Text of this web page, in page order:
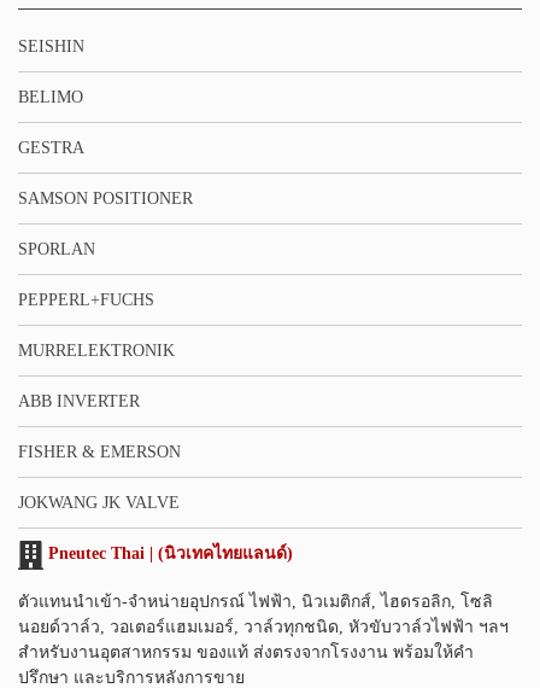
SEISHIN
BELIMO
GESTRA
SAMSON POSITIONER
SPORLAN
PEPPERL+FUCHS
MURRELEKTRONIK
ABB INVERTER
FISHER & EMERSON
JOKWANG JK VALVE
Pneutec Thai | (นิวเทคไทยแลนด์)
ตัวแทนนำเข้า-จำหน่ายอุปกรณ์ ไฟฟ้า, นิวเมติกส์, ไฮดรอลิก, โซลิ
นอยด์วาล์ว, วอเตอร์แฮมเมอร์, วาล์วทุกชนิด, หัวขับวาล์วไฟฟ้า ฯลฯ
สำหรับงานอุตสาหกรรม ของแท้ ส่งตรงจากโรงงาน พร้อมให้คำ
ปรึกษา และบริการหลังการขาย